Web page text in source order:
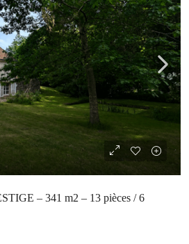
– 341 m2 – 13 pièces / 6